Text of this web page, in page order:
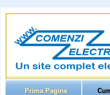
Prima Pagina